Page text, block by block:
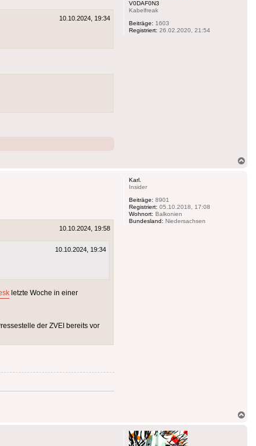
V0DAF0N3
Kabelfreak
Beiträge: 1603
Registriert: 26.02.2020, 21:54
10.10.2024, 19:34
Karl.
Insider
Beiträge: 8901
Registriert: 05.10.2018, 17:08
Wohnort: Balkonien
Bundesland: Niedersachsen
10.10.2024, 19:58
10.10.2024, 19:34
letzte Woche in einer
der ZVEI bereits vor